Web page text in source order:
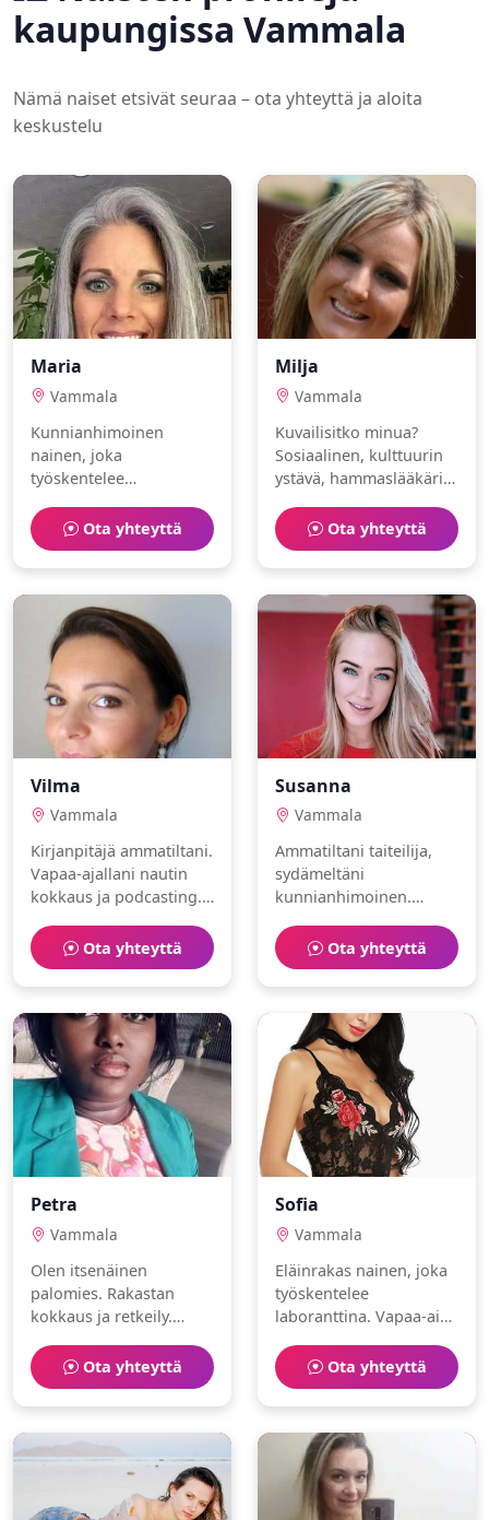
kaupungissa Vammala
Nämä naiset etsivät seuraa – ota yhteyttä ja aloita
keskustelu
Maria
Vammala
Kunnianhimoinen
nainen, joka
työskentelee
kuluu teatteri ja
ruoanlaitto parissa.
Ota yhteyttä
Milja
Vammala
Kuvailisitko minua?
Sosiaalinen, kulttuurin
ystävä, hammaslääkäri.
leipominen.Ota yhteyttä
Vilma
Vammala
Kirjanpitäjä ammatiltani.
Vapaa-ajallani nautin
kokkaus ja podcasting.
spontaani. Etsin
huumorintajuista
seuraa.
Ota yhteyttä
Susanna
Vammala
Ammatiltani taiteilija,
sydämeltäni
kunnianhimoinen.
luonto. Toivon löytäväni
lämminhenkisen
ihmisen.
Ota yhteyttä
Petra
Vammala
Olen itsenäinen
palomies. Rakastan
kokkaus ja retkeily.
jakamaan arjen ilot.
Ota yhteyttä
Sofia
Vammala
Eläinrakas nainen, joka
työskentelee
laboranttina. Vapaa-aika
parissa.Ota yhteyttä